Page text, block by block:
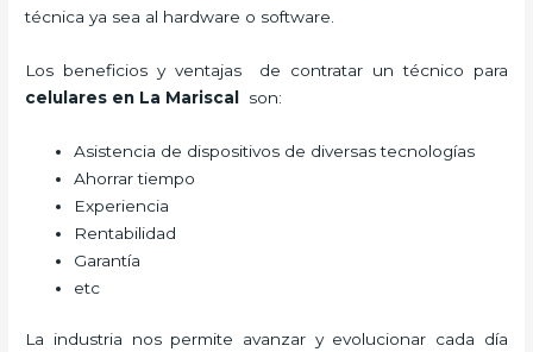
técnica ya sea al hardware o software.
Los beneficios y ventajas de contratar un técnico para
celulares en La Mariscal son:
Asistencia de dispositivos de diversas tecnologías
Ahorrar tiempo
Experiencia
Rentabilidad
Garantía
etc
La industria nos permite avanzar y evolucionar cada día